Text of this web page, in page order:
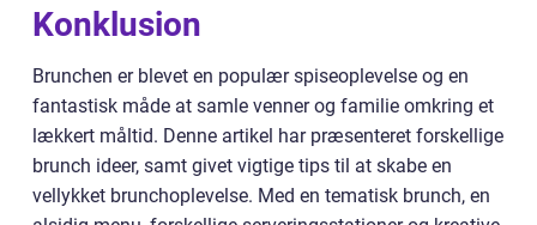
Konklusion
Brunchen er blevet en populær spiseoplevelse og en
fantastisk måde at samle venner og familie omkring et
lækkert måltid. Denne artikel har præsenteret forskellige
brunch ideer, samt givet vigtige tips til at skabe en
vellykket brunchoplevelse. Med en tematisk brunch, en